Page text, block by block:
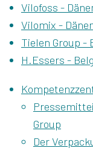
Vilofoss -
Vilomix -
Tielen Group -
H.Essers -
Group
Der